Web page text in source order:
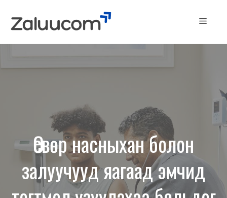
Menu
Өсвөр насныхан болон
залуучууд яагаад эмчид